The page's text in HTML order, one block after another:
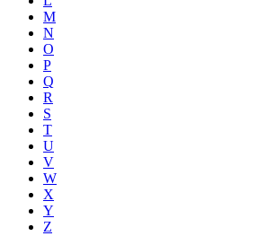
M
N
O
P
Q
R
S
T
U
V
W
X
Y
Z